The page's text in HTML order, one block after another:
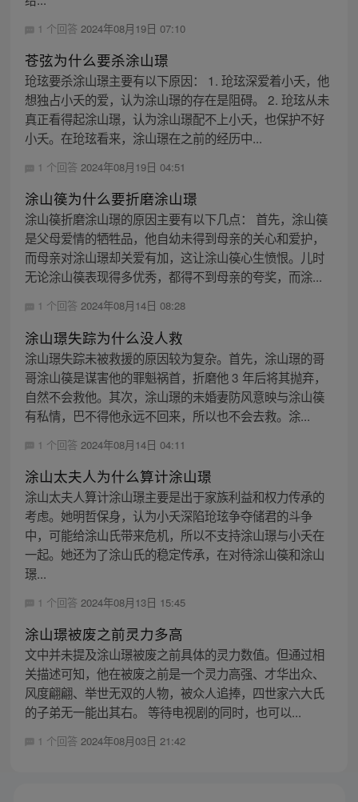
1 个回答 2024年08月19日 07:10
苍弦为什么要杀涂山璟
玱玹要杀涂山璟主要有以下原因： 1. 玱玹深爱着小夭，他
想独占小夭的爱，认为涂山璟的存在是阻碍。 2. 玱玹从未
真正看得起涂山璟，认为涂山璟配不上小夭，也保护不好
小夭。在玱玹看来，涂山璟在之前的经历中...
1 个回答 2024年08月19日 04:51
涂山篌为什么要折磨涂山璟
涂山篌折磨涂山璟的原因主要有以下几点： 首先，涂山篌
是父母爱情的牺牲品，他自幼未得到母亲的关心和爱护，
而母亲对涂山璟却关爱有加，这让涂山篌心生愤恨。儿时
无论涂山篌表现得多优秀，都得不到母亲的夸奖，而涂...
1 个回答 2024年08月14日 08:28
涂山璟失踪为什么没人救
涂山璟失踪未被救援的原因较为复杂。首先，涂山璟的哥
哥涂山篌是谋害他的罪魁祸首，折磨他 3 年后将其抛弃，
自然不会救他。其次，涂山璟的未婚妻防风意映与涂山篌
有私情，巴不得他永远不回来，所以也不会去救。涂...
1 个回答 2024年08月14日 04:11
涂山太夫人为什么算计涂山璟
涂山太夫人算计涂山璟主要是出于家族利益和权力传承的
考虑。她明哲保身，认为小夭深陷玱玹争夺储君的斗争
中，可能给涂山氏带来危机，所以不支持涂山璟与小夭在
一起。她还为了涂山氏的稳定传承，在对待涂山篌和涂山
璟...
1 个回答 2024年08月13日 15:45
涂山璟被废之前灵力多高
文中并未提及涂山璟被废之前具体的灵力数值。但通过相
关描述可知，他在被废之前是一个灵力高强、才华出众、
风度翩翩、举世无双的人物，被众人追捧，四世家六大氏
的子弟无一能出其右。 等待电视剧的同时，也可以...
1 个回答 2024年08月03日 21:42